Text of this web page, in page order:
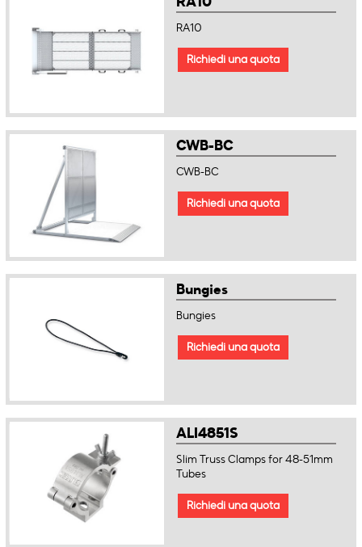
RA10
Richiedi una quota
CWB-BC
CWB-BC
Richiedi una quota
Bungies
Bungies
Richiedi una quota
ALI4851S
Slim Truss Clamps for 48-51mm
Tubes
Richiedi una quota